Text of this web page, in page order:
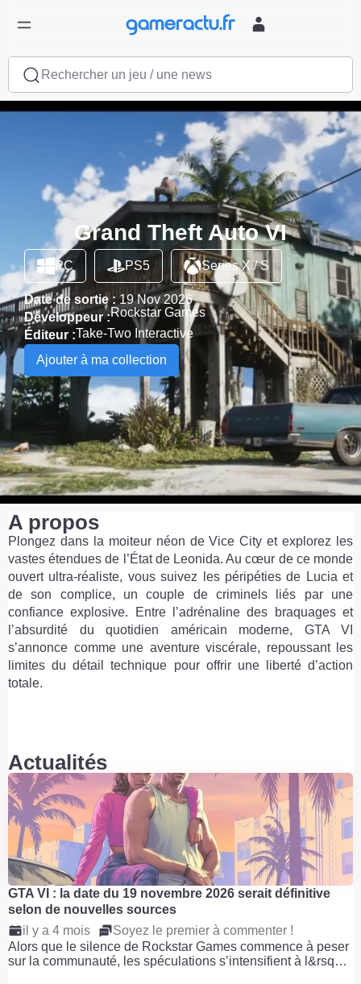
Rechercher un jeu / une news
Grand Theft Auto VI
PC PS5 Series X / S
Date de sortie : 19 Nov 2026
Développeur :Rockstar Games
Éditeur :Take-Two Interactive
Ajouter à ma collection
A propos
Plongez dans la moiteur néon de Vice City et explorez les
vastes étendues de l’État de Leonida. Au cœur de ce monde
ouvert ultra-réaliste, vous suivez les péripéties de Lucia et
de son complice, un couple de criminels liés par une
confiance explosive. Entre l’adrénaline des braquages et
l’absurdité du quotidien américain moderne, GTA VI
s’annonce comme une aventure viscérale, repoussant les
limites du détail technique pour offrir une liberté d’action
totale.
Actualités
GTA VI : la date du 19 novembre 2026 serait définitive
selon de nouvelles sources
il y a 4 mois
Soyez le premier à commenter !
Alors que le silence de Rockstar Games commence à peser
sur la communauté, les spéculations s’intensifient à l&rsq…